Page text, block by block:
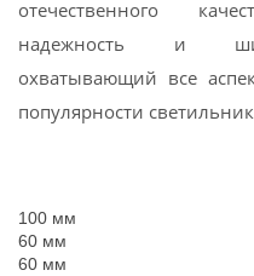
отечественного
надежность и
охватывающий все
популярности
100 мм
60 мм
60 мм